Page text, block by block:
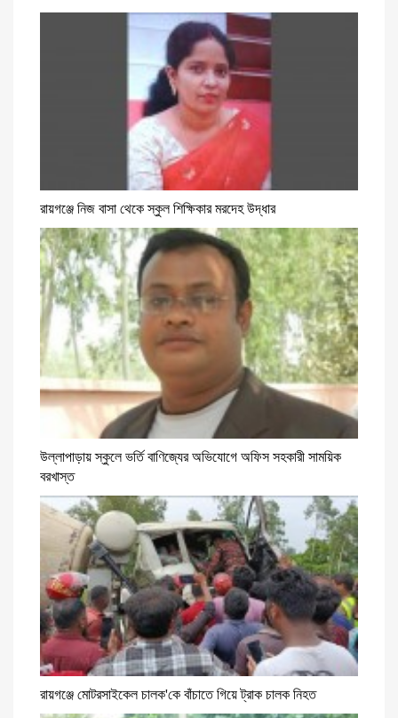
রায়গঞ্জে নিজ বাসা থেকে স্কুল শিক্ষিকার মরদেহ উদ্ধার
উল্লাপাড়ায় স্কুলে ভর্তি বাণিজ্যের অভিযোগে অফিস সহকারী সাময়িক
বরখাস্ত
রায়গঞ্জে মোটরসাইকেল চালক'কে বাঁচাতে গিয়ে ট্রাক চালক নিহত